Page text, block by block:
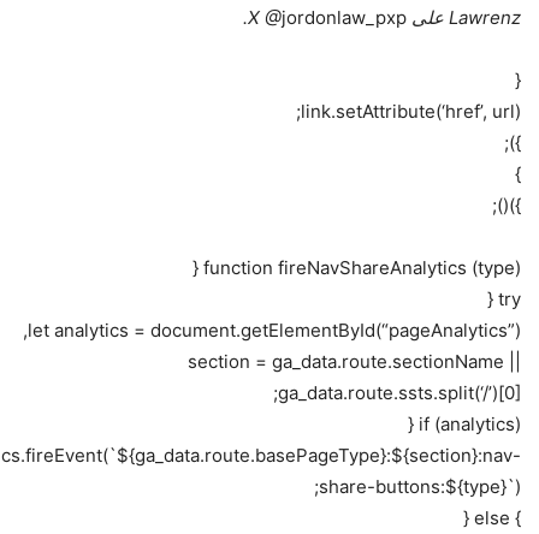
Lawrenz على X @
jordonlaw_pxp
.
{
link.setAttribute(‘href’, url);
});
}
})();
function fireNavShareAnalytics (type) {
try {
let analytics = document.getElementById(“pageAnalytics”),
section = ga_data.route.sectionName ||
ga_data.route.ssts.split(‘/’)[0];
if (analytics) {
share-buttons:${type}`);
} else {